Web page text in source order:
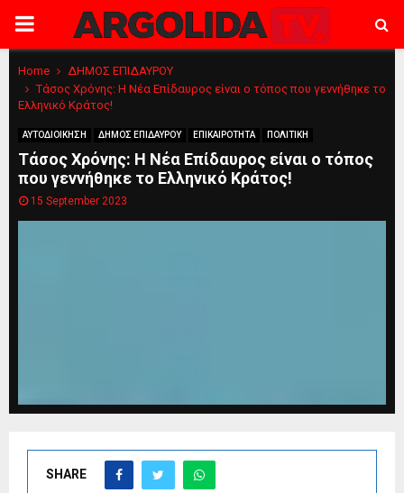
PRIMARY
MENU
Home
ΔΗΜΟΣ ΕΠΙΔΑΥΡΟΥ
Τάσος Χρόνης: Η Νέα Επίδαυρος είναι ο τόπος που γεννήθηκε το
Ελληνικό Κράτος!
ΑΥΤΟΔΙΟΙΚΗΣΗ ΔΗΜΟΣ ΕΠΙΔΑΥΡΟΥ ΕΠΙΚΑΙΡΟΤΗΤΑ ΠΟΛΙΤΙΚΗ
Τάσος Χρόνης: Η Νέα Επίδαυρος είναι ο τόπος
που γεννήθηκε το Ελληνικό Κράτος!
15 September 2023
SHARE